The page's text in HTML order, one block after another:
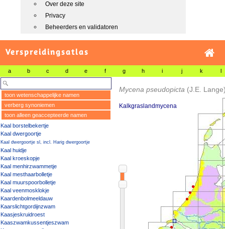
Over deze site
Privacy
Beheerders en validatoren
Verspreidingsatlas
a b c d e f g h i j k l
toon wetenschappelijke namen
verberg synoniemen
toon alleen geaccepteerde namen
Kaal borstelbekertje
Kaal dwergoortje
Kaal dwergoortje sl, incl. Harig dwergoortje
Kaal huidje
Kaal kroeskopje
Kaal menhirzwammetje
Kaal mesthaarbolletje
Kaal muurspoorbolletje
Kaal veenmosklokje
Kaardenbolmeeldauw
Kaarslichtgordijnzwam
Kaasjeskruidroest
Kaaszwamkussentjeszwam
Mycena pseudopicta (J.E.
Kalkgraslandmycena